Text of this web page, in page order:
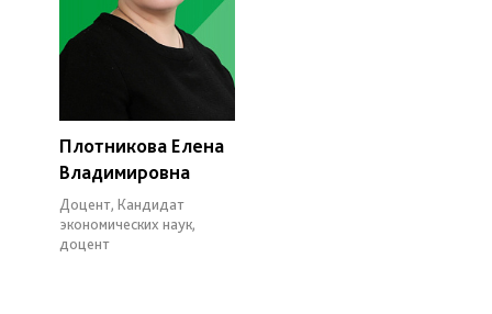
Плотникова Елена
Владимировна
Доцент, Кандидат
экономических наук,
доцент